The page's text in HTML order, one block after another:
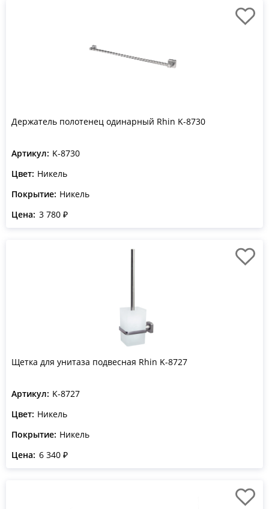
Держатель полотенец одинарный Rhin K-8730
Артикул: K-8730
Цвет: Никель
Покрытие: Никель
Цена: 3 780 ₽
Щетка для унитаза подвесная Rhin K-8727
Артикул: K-8727
Цвет: Никель
Покрытие: Никель
Цена: 6 340 ₽